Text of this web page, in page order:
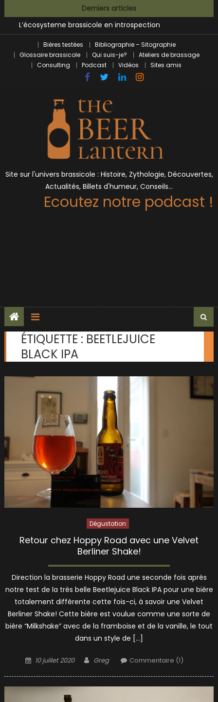
to
content
Derniers articles
L’écosysteme brassicole en introspection
Zoumaï : pionnier de la révolution craft à Marseille
L’intelligence artificielle dans le milieu brassicole
BrewDog racheté par Tilray pour une bouchée de pain ?
Bières et célébrités
Bières testées
Bibliographie – Sitographie
Glossaire brassicole
Qui suis-je?
Ateliers de brassage
Consulting
Podcast Vidéos Sites amis
Site sur l'univers brassicole : Histoire, Zythologie, Découvertes,
Actualités, Billets d'humeur, Conseils…
Ecoutez notre podcast !
ÉTIQUETTE : BEETLEJUICE
BLACK IPA
Dégustation
Retour chez Hoppy Road avec une Velvet
Berliner Shake!
Direction la brasserie Hoppy Road une seconde fois après
notre test de la très belle Beetlejuice Black IPA pour une bière
totalement différente cette fois-ci, à savoir une Velvet
Berliner Shake! Cette bière est voulue comme une sorte de
bière “Milkshake” avec de la framboise et de la vanille, le tout
dans un style de […]
Posted
10 juillet 2020 Author
Greg Commentaire (1)